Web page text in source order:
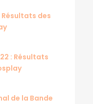
Résultats des
: Résultats
de la Bande